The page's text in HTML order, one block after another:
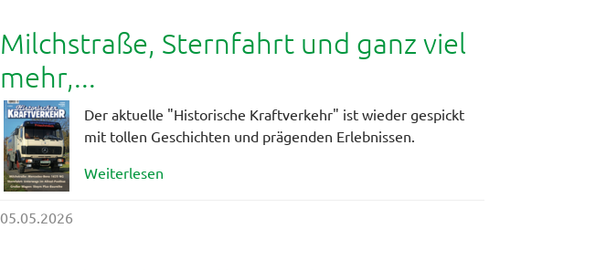
Milchstraße, Sternfahrt und ganz viel
mehr,...
Der aktuelle "Historische Kraftverkehr" ist wieder gespickt
mit tollen Geschichten und prägenden Erlebnissen.
Weiterlesen
05.05.2026